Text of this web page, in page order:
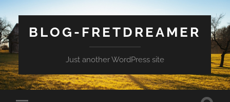
BLOG-FRETDREAMER
Just another WordPress site